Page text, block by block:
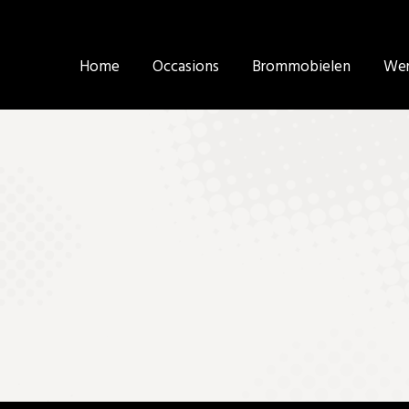
Home Occasions Brommobielen
Home Occasions Brommobielen